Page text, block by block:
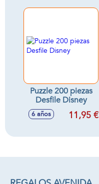
Puzzle 200 piezas
Desfile Disney
6 años 11,95 €